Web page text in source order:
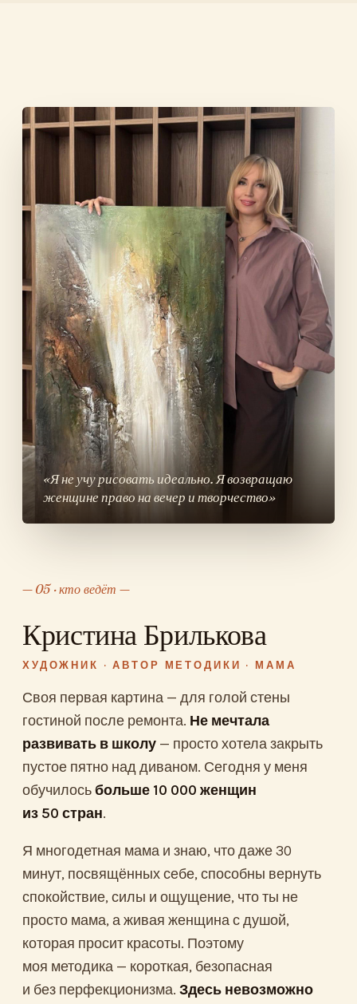
«Я не учу рисовать идеально. Я возвращаю
женщине право на вечер и творчество»
05 · кто ведёт
Кристина Брилькова
ХУДОЖНИК · АВТОР МЕТОДИКИ · МАМА
Своя первая картина — для голой стены
гостиной после ремонта. Не мечтала
развивать в школу — просто хотела закрыть
пустое пятно над диваном. Сегодня у меня
обучилосьбольше 10 000 женщин
из 50 стран.
Я многодетная мама и знаю, что даже 30
минут, посвящённых себе, способны вернуть
спокойствие, силы и ощущение, что ты не
просто мама, а живая женщина с душой,
которая просит красоты. Поэтому
моя методика — короткая, безопасная
и без перфекционизма. Здесь невозможно